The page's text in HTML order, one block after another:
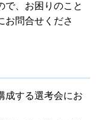
で、お困りのこと
お問合せくださ
成する選考会にお